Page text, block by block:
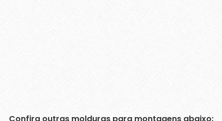
Confira outras molduras para montagens abaixo: